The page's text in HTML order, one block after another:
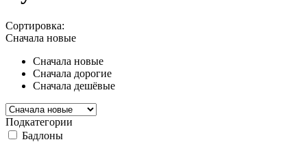
Сортировка:
Сначала новые
Сначала новые
Сначала дорогие
Сначала дешёвые
Подкатегории
Бадлоны